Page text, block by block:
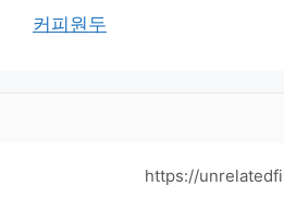
커피원두
https://